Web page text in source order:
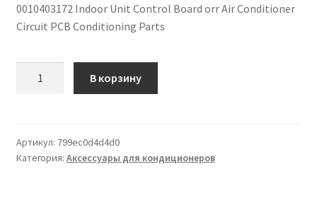
Проектирование систем вентиляции и
Прокладка трасс для кондиционеров
Средства для дезинфекции кондиционеров
0010403172 Indoor Unit Control Board orr Air Conditioner
Circuit PCB Conditioning Parts
управления
внутренним
В корзину
Артикул: 799ec0d4d4d0
Категория: Аксессуары для кондиционеров